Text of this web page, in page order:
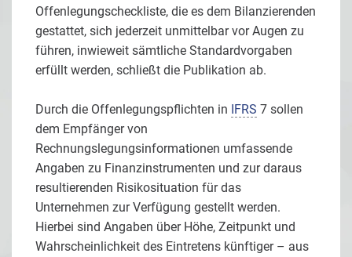
Offenlegungscheckliste, die es dem Bilanzierenden
gestattet, sich jederzeit unmittelbar vor Augen zu
führen, inwieweit sämtliche Standardvorgaben
erfüllt werden, schließt die Publikation ab.
Durch die Offenlegungspflichten in IFRS 7 sollen
dem Empfänger von
Rechnungslegungsinformationen umfassende
Angaben zu Finanzinstrumenten und zur daraus
resultierenden Risikosituation für das
Unternehmen zur Verfügung gestellt werden.
Hierbei sind Angaben über Höhe, Zeitpunkt und
Wahrscheinlichkeit des Eintretens künftiger – aus